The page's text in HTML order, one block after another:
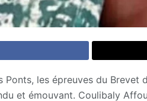
les épreuves du Brevet
et émouvant. Coulibaly